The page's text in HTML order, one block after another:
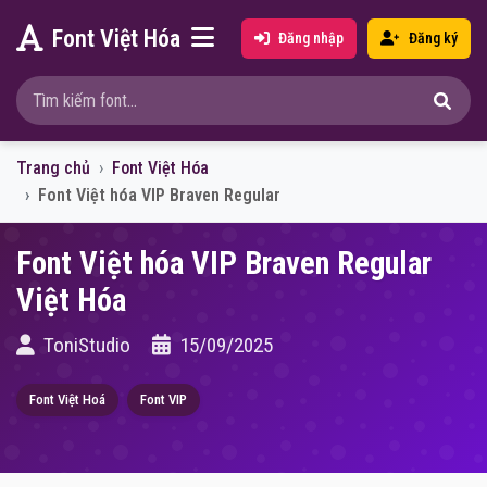
Font Việt Hóa Đăng nhập Đăng ký
Trang chủ
Font Việt Hóa
Font Việt hóa VIP Braven Regular
Font Việt hóa VIP Braven Regular
Việt Hóa
ToniStudio 15/09/2025
Font Việt Hoá Font VIP